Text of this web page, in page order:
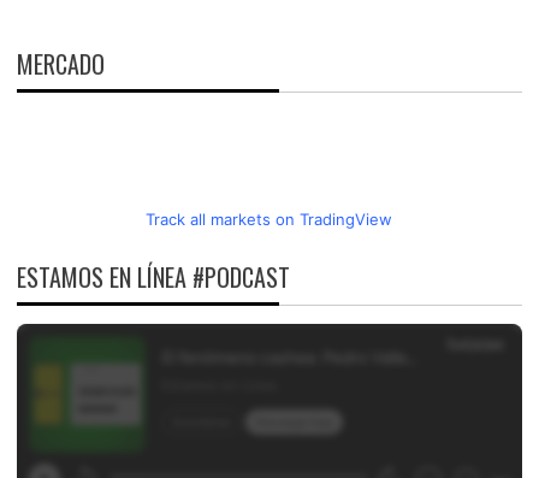
MERCADO
Track all markets on TradingView
ESTAMOS EN LÍNEA #PODCAST